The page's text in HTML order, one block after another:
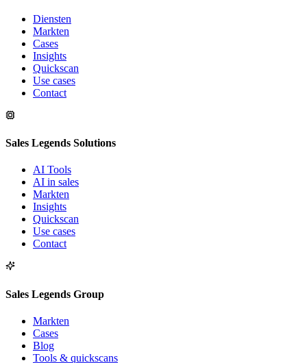
Diensten
Markten
Cases
Insights
Quickscan
Use cases
Contact
Sales Legends Solutions
AI Tools
AI in sales
Markten
Insights
Quickscan
Use cases
Contact
Sales Legends Group
Markten
Cases
Blog
Tools & quickscans